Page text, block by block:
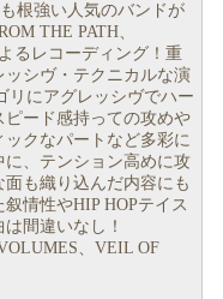
根強い人気のバンドが
THE PATH、
るレコーディング！重
シヴ・テクニカルな演
リにアグレッシヴでハー
ピード感持っての攻めや
クなパートなど多彩に
、テンション高めに攻
も織り込んだ内容にも
情性やHIP HOPテイス
間違いなし！
、VEIL OF